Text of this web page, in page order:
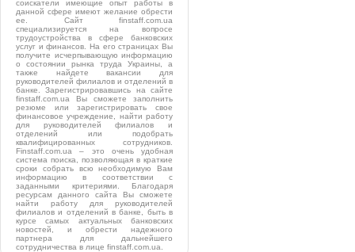
соискатели имеющие опыт работы в
данной сфере имеют желание обрести
ее. Сайт finstaff.com.ua
специализируется на вопросе
трудоустройства в сфере банковских
услуг и финансов. На его страницах Вы
получите исчерпывающую информацию
о состоянии рынка труда Украины, а
также найдете вакансии для
руководителей филиалов и отделений в
банке. Зарегистрировавшись на сайте
finstaff.com.ua Вы сможете заполнить
резюме или зарегистрировать свое
финансовое учреждение, найти работу
для руководителей филиалов и
отделений или подобрать
квалифицированных сотрудников.
Finstaff.com.ua – это очень удобная
система поиска, позволяющая в краткие
сроки собрать всю необходимую Вам
информацию в соответствии с
заданными критериями. Благодаря
ресурсам данного сайта Вы сможете
найти работу для руководителей
филиалов и отделений в банке, быть в
курсе самых актуальных банковских
новостей, и обрести надежного
партнера для дальнейшего
сотрудничества в лице finstaff.com.ua.